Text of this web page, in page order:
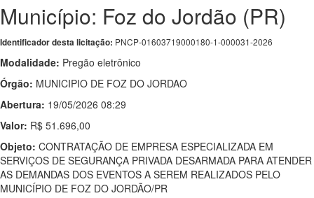
Município: Foz do Jordão (PR)
Identificador desta licitação: PNCP-01603719000180-1-000031-2026
Modalidade: Pregão eletrônico
Órgão: MUNICIPIO DE FOZ DO JORDAO
Abertura: 19/05/2026 08:29
Valor: R$ 51.696,00
Objeto: CONTRATAÇÃO DE EMPRESA ESPECIALIZADA EM
SERVIÇOS DE SEGURANÇA PRIVADA DESARMADA PARA ATENDER
AS DEMANDAS DOS EVENTOS A SEREM REALIZADOS PELO
MUNICÍPIO DE FOZ DO JORDÃO/PR